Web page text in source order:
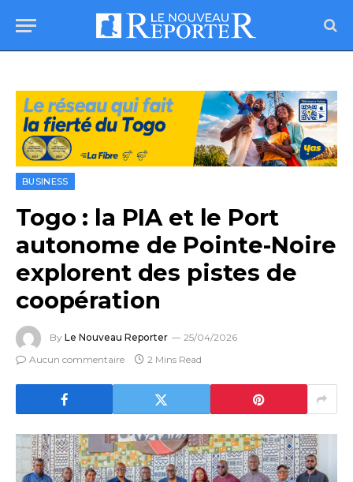
BUSINESS
Togo : la PIA et le Port
autonome de Pointe-Noire
explorent des pistes de
coopération
By Le Nouveau Reporter
25/04/2026
Aucun commentaire
2 Mins Read